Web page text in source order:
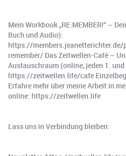
Mein Workbook „RE:MEMBER!“ –
Buch und Audio):
https://
remember/ Das Zeitwellen-Café –
Austauschraum (online, jeden 1.
https://zeitwellen.life/cafe
Erfahre mehr über meine Arbeit in
online: https://zeitwellen.life
Lass uns in Verbindung bleiben: